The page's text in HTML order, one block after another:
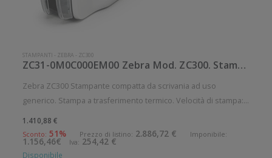
STAMPANTI - ZEBRA - ZC300
ZC31-0M0C000EM00 Zebra Mod. ZC300. Stampante di card.
Zebra ZC300 Stampante compatta da scrivania ad uso
generico. Stampa a trasferimento termico. Velocità di stampa:
stampa: Card Connettività: Ethernet 10/100, USB Tipo-B Di
serie: Codific
1.410,88 €
Sconto: 51% Prezzo di listino: 2.886,72 € Imponibile:
1.156,46€ Iva: 254,42 €
Disponibile